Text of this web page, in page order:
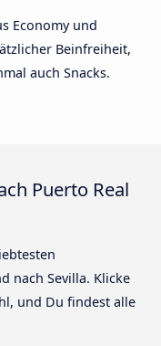
Economy und
Beinfreiheit,
auch Snacks.
Puerto Real
nach Sevilla. Klicke
und Du findest alle